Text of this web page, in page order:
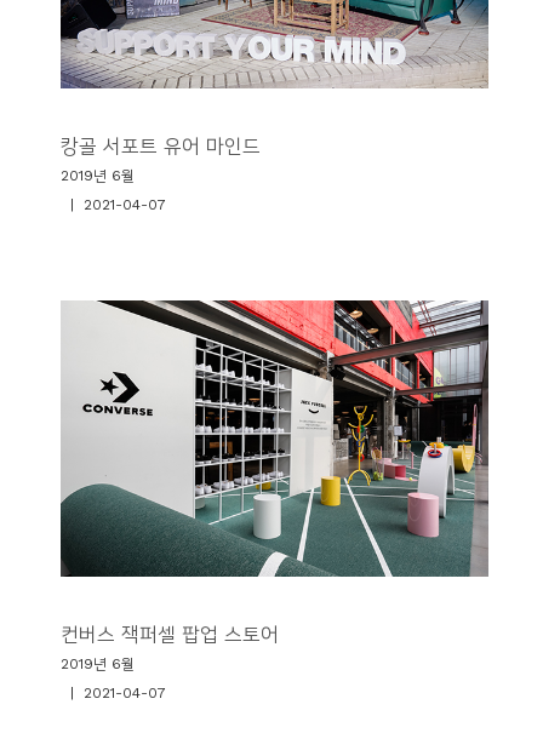
캉골 서포트 유어 마인드
2019년 6월
| 2021-04-07
컨버스 잭퍼셀 팝업 스토어
2019년 6월
| 2021-04-07